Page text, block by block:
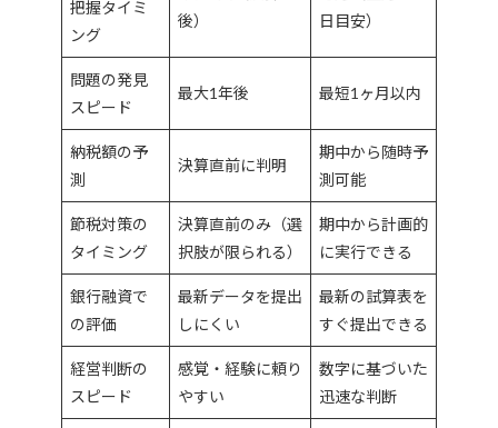
把握タイミ
ング
後）
日目安）
問題の発見
スピード
最大1年後 最短1ヶ月以内
納税額の予
測
決算直前に判明
期中から随時予
測可能
節税対策の
タイミング
決算直前のみ（選
択肢が限られる）
期中から計画的
に実行できる
銀行融資で
の評価
最新データを提出
しにくい
最新の試算表を
すぐ提出できる
経営判断の
スピード
感覚・経験に頼り
やすい
数字に基づいた
迅速な判断